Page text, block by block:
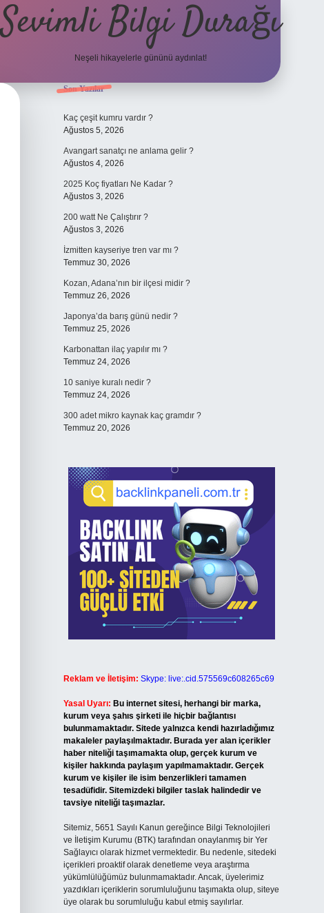
Sevimli Bilgi Durağı
Neşeli hikayelerle gününü aydınlat!
Sidebar
Son Yazılar
Kaç çeşit kumru vardır ?
Ağustos 5, 2026
Avangart sanatçı ne anlama gelir ?
Ağustos 4, 2026
2025 Koç fiyatları Ne Kadar ?
Ağustos 3, 2026
200 watt Ne Çalıştırır ?
Ağustos 3, 2026
İzmitten kayseriye tren var mı ?
Temmuz 30, 2026
Kozan, Adana’nın bir ilçesi midir ?
Temmuz 26, 2026
Japonya’da barış günü nedir ?
Temmuz 25, 2026
Karbonattan ilaç yapılır mı ?
Temmuz 24, 2026
10 saniye kuralı nedir ?
Temmuz 24, 2026
300 adet mikro kaynak kaç gramdır ?
Temmuz 20, 2026
Reklam ve İletişim: Skype: live:.cid.575569c608265c69
Yasal Uyarı: Bu internet sitesi, herhangi bir marka,
kurum veya şahıs şirketi ile hiçbir bağlantısı
bulunmamaktadır. Sitede yalnızca kendi hazırladığımız
makaleler paylaşılmaktadır. Burada yer alan içerikler
haber niteliği taşımamakta olup, gerçek kurum ve
kişiler hakkında paylaşım yapılmamaktadır. Gerçek
kurum ve kişiler ile isim benzerlikleri tamamen
tesadüfidir. Sitemizdeki bilgiler taslak halindedir ve
tavsiye niteliği taşımazlar.
Sitemiz, 5651 Sayılı Kanun gereğince Bilgi Teknolojileri
ve İletişim Kurumu (BTK) tarafından onaylanmış bir Yer
Sağlayıcı olarak hizmet vermektedir. Bu nedenle, sitedeki
içerikleri proaktif olarak denetleme veya araştırma
yükümlülüğümüz bulunmamaktadır. Ancak, üyelerimiz
yazdıkları içeriklerin sorumluluğunu taşımakta olup, siteye
üye olarak bu sorumluluğu kabul etmiş sayılırlar.